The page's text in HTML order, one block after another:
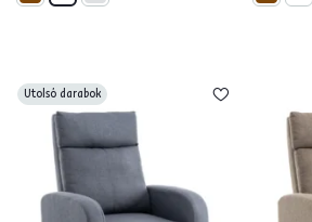
Utolsó darabok